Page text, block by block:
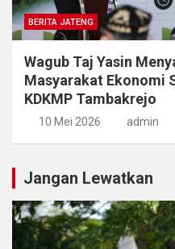
BERITA JATENG
Wagub Taj Yasin
Masyarakat Ekonomi
KDKMP Tambakrejo
10 Mei 2026 admin
Jangan Lewatkan